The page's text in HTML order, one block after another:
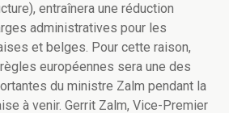
entraînera une réduction
administratives pour les
et belges. Pour cette raison,
européennes sera une des
du ministre Zalm pendant la
à venir. Gerrit Zalm, Vice-Premier